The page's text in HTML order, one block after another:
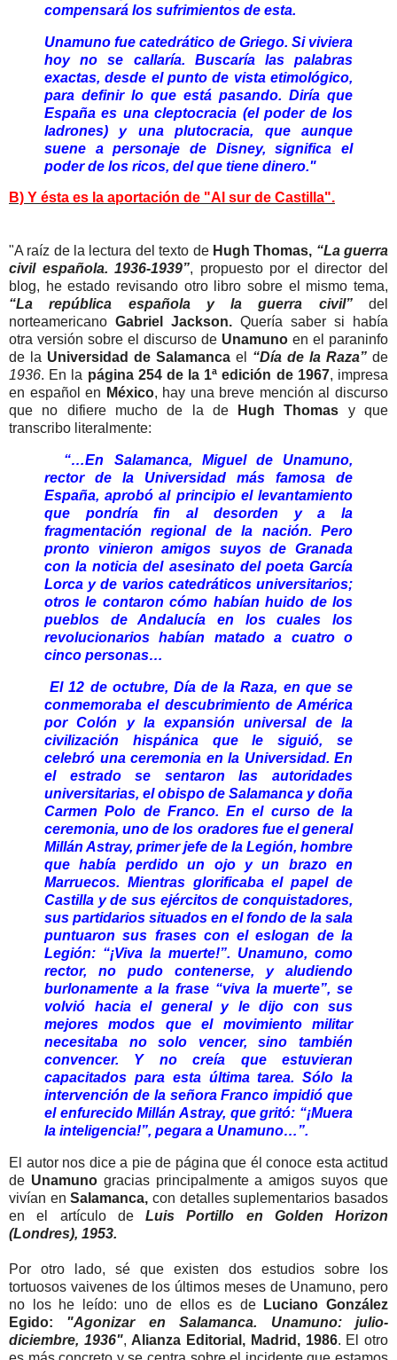
compensará los sufrimientos de esta.
Unamuno fue catedrático de Griego. Si viviera
hoy no se callaría. Buscaría las palabras
exactas, desde el punto de vista etimológico,
para definir lo que está pasando. Diría que
España es una cleptocracia (el poder de los
ladrones) y una plutocracia, que aunque
suene a personaje de Disney, significa el
poder de los ricos, del que tiene dinero."
B) Y ésta es la aportación de "Al sur de Castilla".
"A raíz de la lectura del texto de Hugh Thomas, “La guerra
civil española. 1936-1939”, propuesto por el director del
blog, he estado revisando otro libro sobre el mismo tema,
“La república española y la guerra civil”del
norteamericano Gabriel Jackson. Quería saber si había
otra versión sobre el discurso de Unamuno en el paraninfo
de la Universidad de Salamanca el “Día de la Raza” de
1936. En la página 254 de la 1ª edición de 1967, impresa
en español en México, hay una breve mención al discurso
que no difiere mucho de la de
Hugh Thomas y que
transcribo literalmente:
“…En Salamanca, Miguel de Unamuno,
rector de la Universidad más famosa de
España, aprobó al principio el levantamiento
que pondría fin al desorden y a la
fragmentación regional de la nación. Pero
pronto vinieron amigos suyos de Granada
con la noticia del asesinato del poeta García
Lorca y de varios catedráticos universitarios;
otros le contaron cómo habían huido de los
pueblos de Andalucía en los cuales los
revolucionarios habían matado a cuatro o
cinco personas…
El 12 de octubre, Día de la Raza, en que se
conmemoraba el descubrimiento de América
por Colón y la expansión universal de la
civilización hispánica que le siguió, se
celebró una ceremonia en la Universidad. En
el estrado se sentaron las autoridades
universitarias, el obispo de Salamanca y doña
Carmen Polo de Franco. En el curso de la
ceremonia, uno de los oradores fue el general
Millán Astray, primer jefe de la Legión, hombre
que había perdido un ojo y un brazo en
Marruecos. Mientras glorificaba el papel de
Castilla y de sus ejércitos de conquistadores,
sus partidarios situados en el fondo de la sala
puntuaron sus frases con el eslogan de la
Legión: “¡Viva la muerte!”. Unamuno, como
rector, no pudo contenerse, y aludiendo
burlonamente a la frase “viva la muerte”, se
volvió hacia el general y le dijo con sus
mejores modos que el movimiento militar
necesitaba no solo vencer, sino también
convencer. Y no creía que estuvieran
capacitados para esta última tarea. Sólo la
intervención de la señora Franco impidió que
el enfurecido Millán Astray, que gritó: “¡Muera
la inteligencia!”, pegara a Unamuno…”.
El autor nos dice a pie de página que él conoce esta actitud
de Unamunogracias principalmente a amigos suyos que
vivían enSalamanca,con detalles suplementarios basados
en el artículo de Luis Portillo en Golden Horizon
(Londres), 1953.
Por otro lado, sé que existen dos estudios sobre los
tortuosos vaivenes de los últimos meses de Unamuno, pero
no los he leído: uno de ellos es de
Luciano González
Egido:
"Agonizar en Salamanca. Unamuno: julio-
diciembre, 1936", Alianza Editorial, Madrid, 1986. El otro